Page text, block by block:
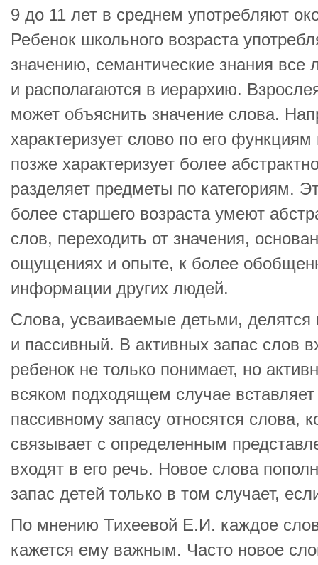
9 до 11 лет в среднем употребляют
Ребенок школьного возраста
значению, семантические знания все
и располагаются в иерархию.
может объяснить значение слова.
характеризует слово по его
позже характеризует более
разделяет предметы по категориям.
более старшего возраста умеют
слов, переходить от значения,
ощущениях и опыте, к более
информации других людей.
Слова, усваиваемые детьми, делятся
и пассивный. В активных запас слов
ребенок не только понимает, но
всяком подходящем случае
пассивному запасу относятся слова,
связывает с определенным
входят в его речь. Новое слова
запас детей только в том случает,
По мнению Тихеевой Е.И. каждое
кажется ему важным. Часто новое